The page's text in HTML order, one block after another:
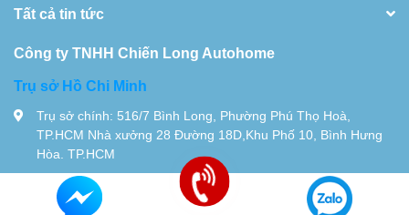
Tất cả tin tức
Công ty TNHH Chiến Long Autohome
Trụ sở Hồ Chi Minh
Trụ sở chính: 516/7 Bình Long, Phường Phú Thọ Hoà,
TP.HCM Nhà xưởng 28 Đường 18D,Khu Phố 10, Bình Hưng
Hòa. TP.HCM
Tel:0934115119